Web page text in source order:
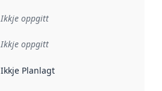
:
Ikkje oppgitt
Ikkje oppgitt
:
Ikkje Planlagt